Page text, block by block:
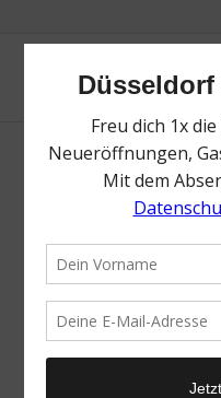
Jeck in the